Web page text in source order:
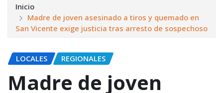
Inicio
Madre de joven asesinado a tiros y quemado en
San Vicente exige justicia tras arresto de sospechoso
LOCALES REGIONALES
Madre de joven